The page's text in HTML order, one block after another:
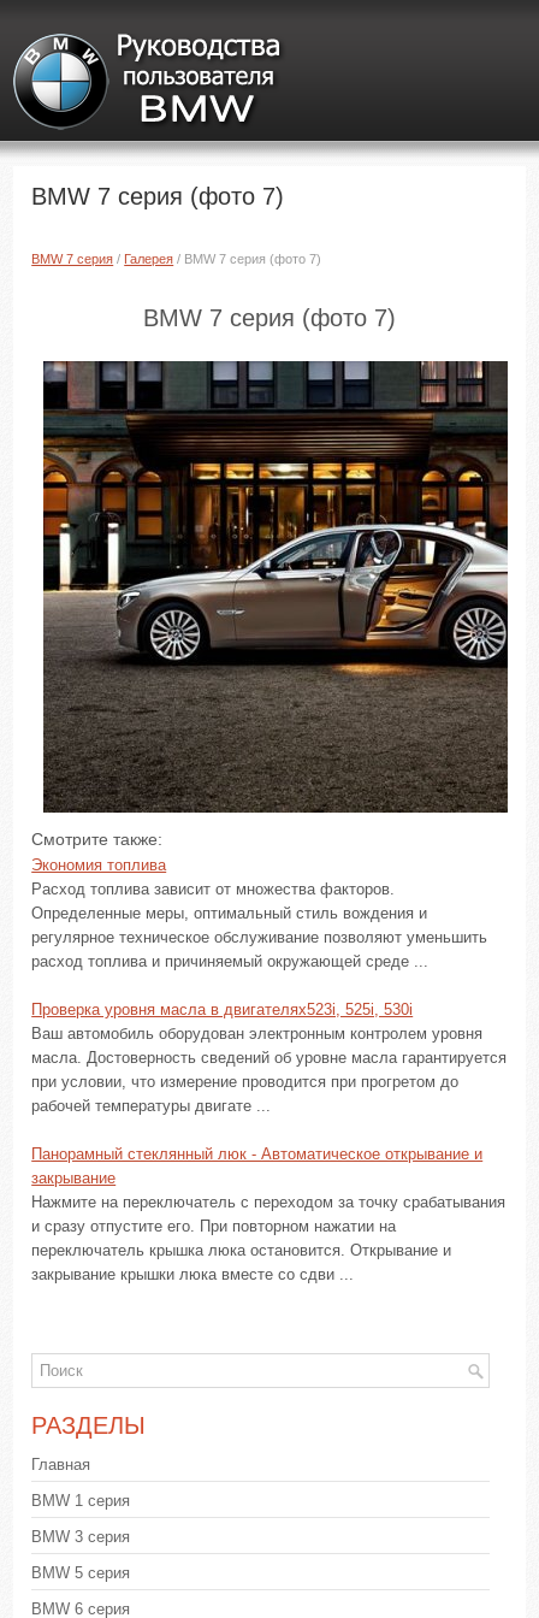
BMW 7 серия (фото 7)
BMW 7 серия / Галерея / BMW 7 серия (фото 7)
BMW 7 серия (фото 7)
Смотрите также:
Экономия топлива
Расход топлива зависит от множества факторов.
Определенные меры, оптимальный стиль вождения и
регулярное техническое обслуживание позволяют уменьшить
расход топлива и причиняемый окружающей среде ...
Проверка уровня масла в двигателях523i, 525i, 530i
Ваш автомобиль оборудован электронным контролем уровня
масла. Достоверность сведений об уровне масла гарантируется
при условии, что измерение проводится при прогретом до
рабочей температуры двигате ...
Панорамный стеклянный люк - Автоматическое открывание и
закрывание
Нажмите на переключатель с переходом за точку срабатывания
и сразу отпустите его. При повторном нажатии на
переключатель крышка люка остановится. Открывание и
закрывание крышки люка вместе со сдви ...
РАЗДЕЛЫ
Главная
BMW 1 серия
BMW 3 серия
BMW 5 серия
BMW 6 серия